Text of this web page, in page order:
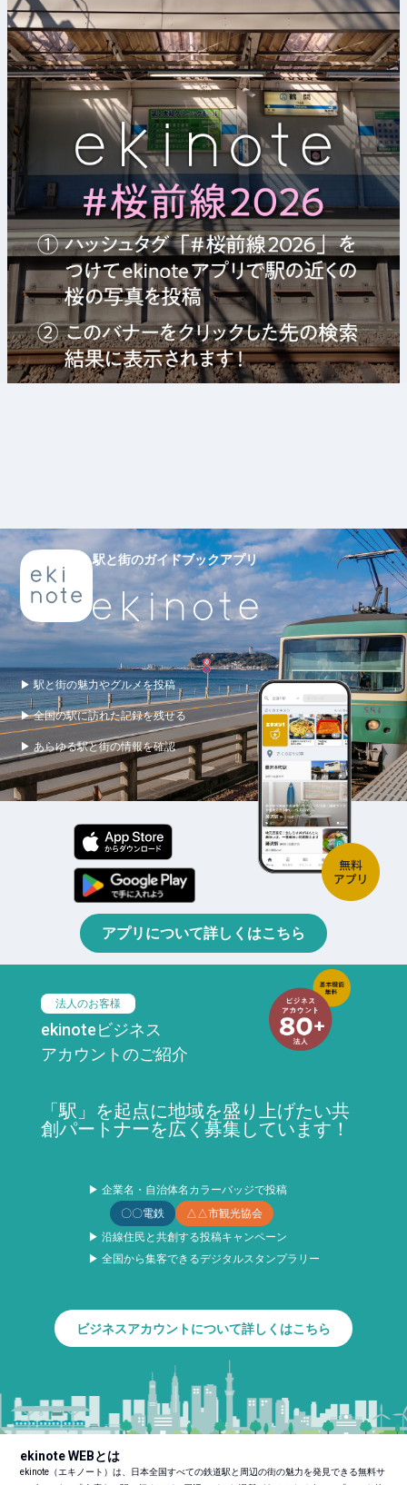
駅と街のガイドブックアプリ
▶ 駅と街の魅力やグルメを投稿
▶ 全国の駅に訪れた記録を残せる
▶ あらゆる駅と街の情報を確認
アプリについて詳しくはこちら
法人のお客様
ekinoteビジネス
アカウントのご紹介
「駅」を起点に地域を盛り上げたい共
創パートナーを広く募集しています！
▶ 企業名・自治体名カラーバッジで投稿
〇〇電鉄
△△市観光協会
▶ 沿線住民と共創する投稿キャンペーン
▶ 全国から集客できるデジタルスタンプラリー
ビジネスアカウントについて詳しくはこちら
ekinote WEBとは
ekinote（エキノート）は、日本全国すべての鉄道駅と周辺の街の魅力を発見できる無料サ